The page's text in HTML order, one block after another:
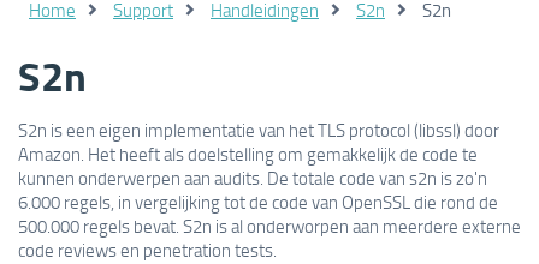
Home Support Handleidingen S2n S2n
S2n
S2n is een eigen implementatie van het TLS protocol (libssl) door
Amazon. Het heeft als doelstelling om gemakkelijk de code te
kunnen onderwerpen aan audits. De totale code van s2n is zo'n
6.000 regels, in vergelijking tot de code van OpenSSL die rond de
500.000 regels bevat. S2n is al onderworpen aan meerdere externe
code reviews en penetration tests.